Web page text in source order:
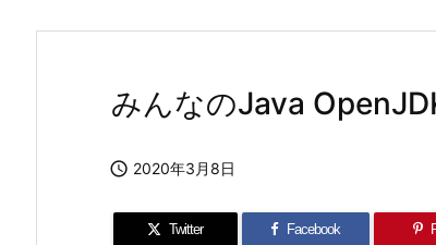
みんなのJava
 2020年3月8日
Twitter Facebook